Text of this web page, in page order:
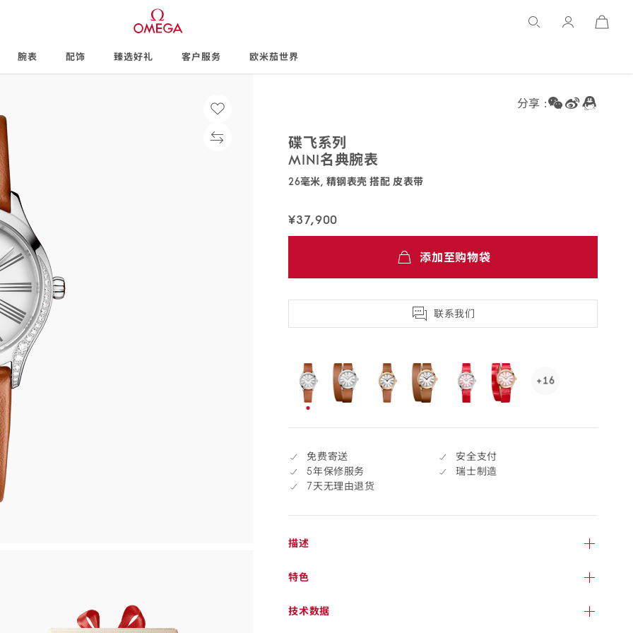
Open
腕表 配饰 臻选好礼 客户服务 欧米茄世界
分享 :
碟飞系列
MINI名典腕表
26毫米, 精钢表壳 搭配 皮表带
¥37,900
配
退
添加至购物袋
联系我们
选
selected
+16
See
click
免费寄送
安全支付
5年保修服务
瑞士制造
7天无理由退货
描述
特色
技术数据